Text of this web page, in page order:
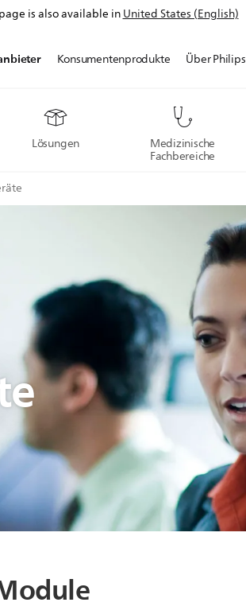
is also available inUnited States (English)
Lösungen Medizinische
Fachbereiche
Konsumentenprodukte Über Philips